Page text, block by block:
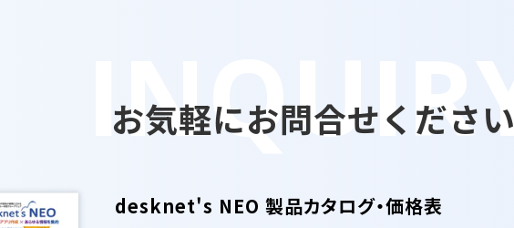
お気軽にお問合せください
desknet's NEO 製品カタログ・価格表